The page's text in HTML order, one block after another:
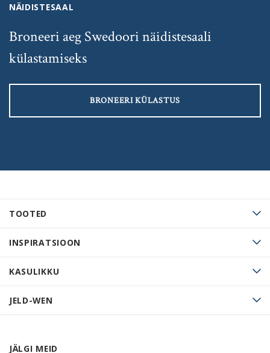
TOOTED
INSPIRATSIOON
KASULIKKU
JELD-WEN
JÄLGI MEID
NÄIDISTESAAL
Broneeri aeg Swedoori näidistesaali
külastamiseks
BRONEERI KÜLASTUS